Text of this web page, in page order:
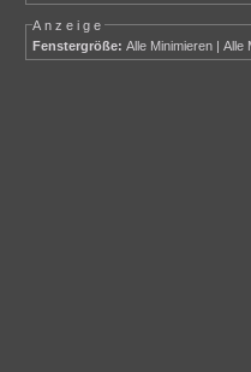
Anzeige
Fenstergröße: Alle Minimieren |Alle